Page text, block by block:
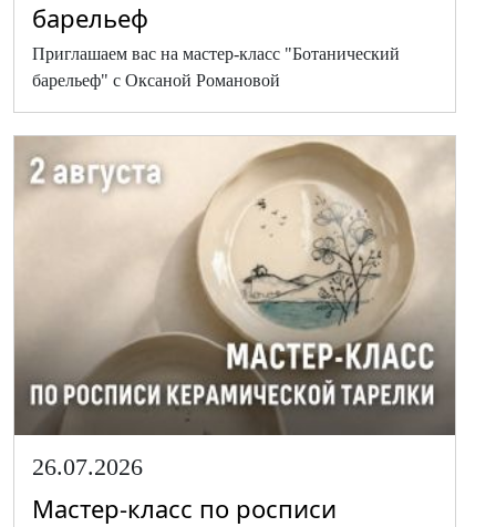
барельеф
Приглашаем вас на мастер-класс "Ботанический
барельеф" с Оксаной Романовой
26.07.2026
Мастер-класс по росписи